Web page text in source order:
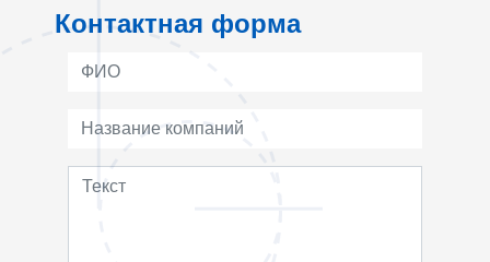
Контактная форма